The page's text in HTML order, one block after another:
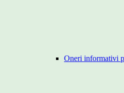
Oneri informativi